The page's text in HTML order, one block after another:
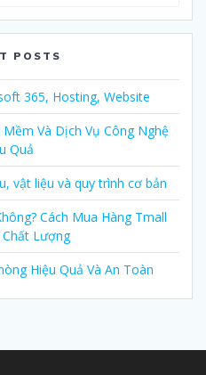
POSTS
365, Hosting, Website
Và Dịch Vụ Công Nghệ
Quả
vật liệu và quy trình cơ bản
Cách Mua Hàng Tmall
Lượng
Hiệu Quả Và An Toàn